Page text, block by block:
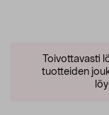
Toivottavasti
tuotteiden